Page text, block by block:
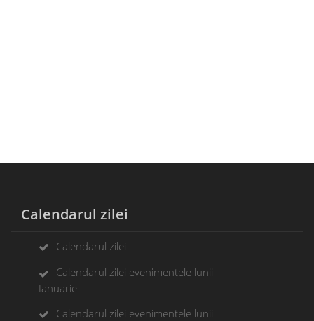
Calendarul zilei
Calendarul zilei
Calendarul zilei evenimentele lunii
Ianuarie
Calendarul zilei evenimentele lunii